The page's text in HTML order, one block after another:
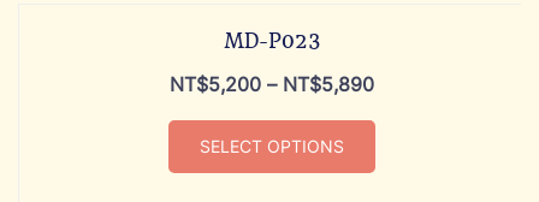
MD-P023
NT$5,200 – NT$5,890
SELECT OPTIONS